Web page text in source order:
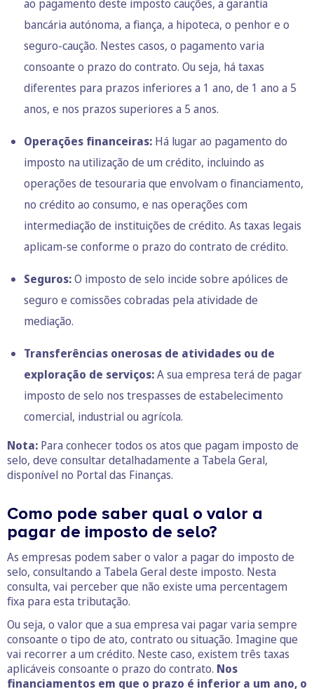
ao pagamento deste imposto cauções, a garantia
bancária autónoma, a fiança, a hipoteca, o penhor e o
seguro-caução. Nestes casos, o pagamento varia
consoante o prazo do contrato. Ou seja, há taxas
diferentes para prazos inferiores a 1 ano, de 1 ano a 5
anos, e nos prazos superiores a 5 anos.
Operações financeiras: Há lugar ao pagamento do
imposto na utilização de um crédito, incluindo as
operações de tesouraria que envolvam o financiamento,
no crédito ao consumo, e nas operações com
intermediação de instituições de crédito. As taxas legais
aplicam-se conforme o prazo do contrato de crédito.
Seguros:O imposto de selo incide sobre apólices de
seguro e comissões cobradas pela atividade de
mediação.
Transferências onerosas de atividades ou de
exploração de serviços:A sua empresa terá de pagar
imposto de selo nos trespasses de estabelecimento
comercial, industrial ou agrícola.
Nota: Para conhecer todos os atos que pagam imposto de
selo, deve consultar detalhadamente a Tabela Geral,
disponível no Portal das Finanças.
Como pode saber qual o valor a
pagar de imposto de selo?
As empresas podem saber o valor a pagar do imposto de
selo, consultando a Tabela Geral deste imposto. Nesta
consulta, vai perceber que não existe uma percentagem
fixa para esta tributação.
Ou seja, o valor que a sua empresa vai pagar varia sempre
consoante o tipo de ato, contrato ou situação. Imagine que
vai recorrer a um crédito. Neste caso, existem três taxas
aplicáveis consoante o prazo do contrato. Nos
financiamentos em que o prazo é inferior a um ano, o